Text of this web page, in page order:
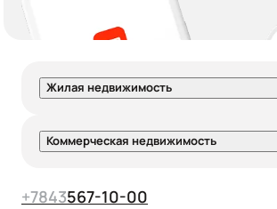
Жилая недвижимость
Коммерческая недвижимость
+7843567-10-00